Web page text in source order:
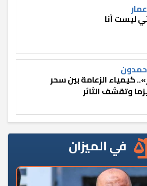
ليست أنا
كيمياء الزعامة بين سحر
وتقشف الثائر
في الميزان